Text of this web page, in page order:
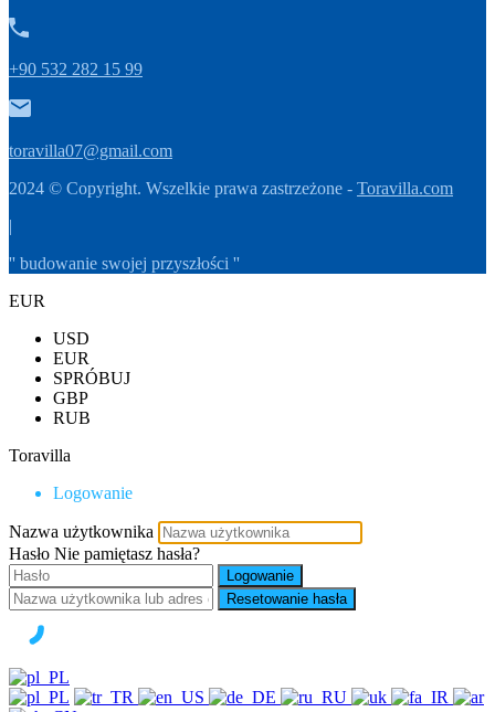
+90 532 282 15 99
toravilla07@gmail.com
2024 © Copyright. Wszelkie prawa zastrzeżone - Toravilla.com
|
'' budowanie swojej przyszłości ''
EUR
USD
EUR
SPRÓBUJ
GBP
RUB
Toravilla
Logowanie
Nazwa użytkownika
Hasło Nie pamiętasz hasła?
Logowanie
Resetowanie hasła